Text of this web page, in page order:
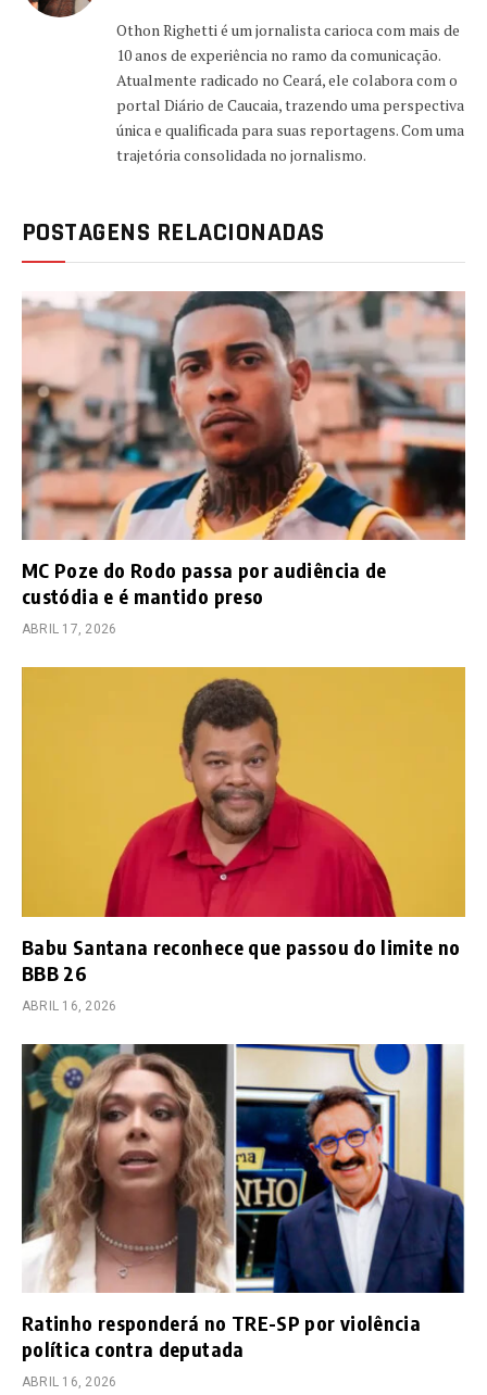
Othon Righetti é um jornalista carioca com mais de
10 anos de experiência no ramo da comunicação.
Atualmente radicado no Ceará, ele colabora com o
portal Diário de Caucaia, trazendo uma perspectiva
única e qualificada para suas reportagens. Com uma
trajetória consolidada no jornalismo.
POSTAGENS RELACIONADAS
MC Poze do Rodo passa por audiência de
custódia e é mantido preso
ABRIL 17, 2026
Babu Santana reconhece que passou do limite no
BBB 26
ABRIL 16, 2026
Ratinho responderá no TRE-SP por violência
política contra deputada
ABRIL 16, 2026